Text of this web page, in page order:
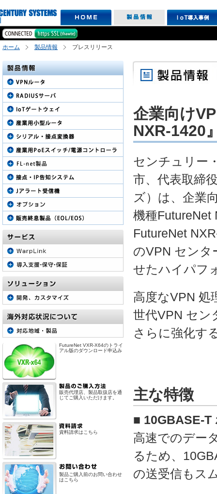
ホーム 製品情報 プレスリリース
企業向け
NXR-1420
センチュリー
市、代表取締
ズ）は、企業
機種FutureNet
FutureNet
のVPN センタ
せたハイパフ
高度なVPN 処
世代VPN セン
さらに強化す
主な特徴
■ 10GBASE-T
高速でのデー
るため、
の送受信もス
FutureNet VXR-X64のトライ
アル版のダウンロード申込み
販売代理店、製品取扱店を通
じてご購入いただけます。
資料請求はこちら
製品ご購入前のお問い合わせ
はこちら